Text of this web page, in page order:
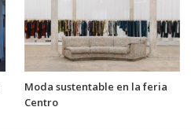
Moda sustentable en la feria
Centro